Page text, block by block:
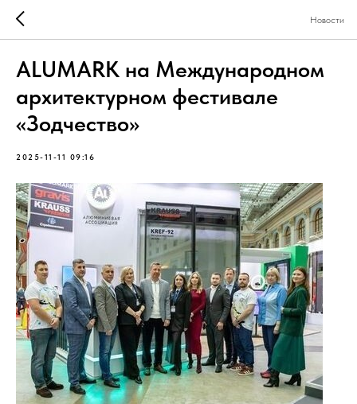
Новости
ALUMARK на Международном
архитектурном фестивале
«Зодчество»
2025-11-11 09:16